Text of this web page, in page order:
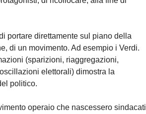
portare direttamente sul piano della
di un movimento. Ad esempio i Verdi.
(sparizioni, riaggregazioni,
elettorali) dimostra la
politico.
operaio che nascessero sindacati